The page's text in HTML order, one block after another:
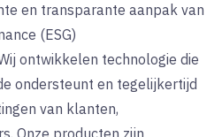
en transparante aanpak van
(ESG)
ontwikkelen technologie die
ondersteunt en tegelijkertijd
van klanten,